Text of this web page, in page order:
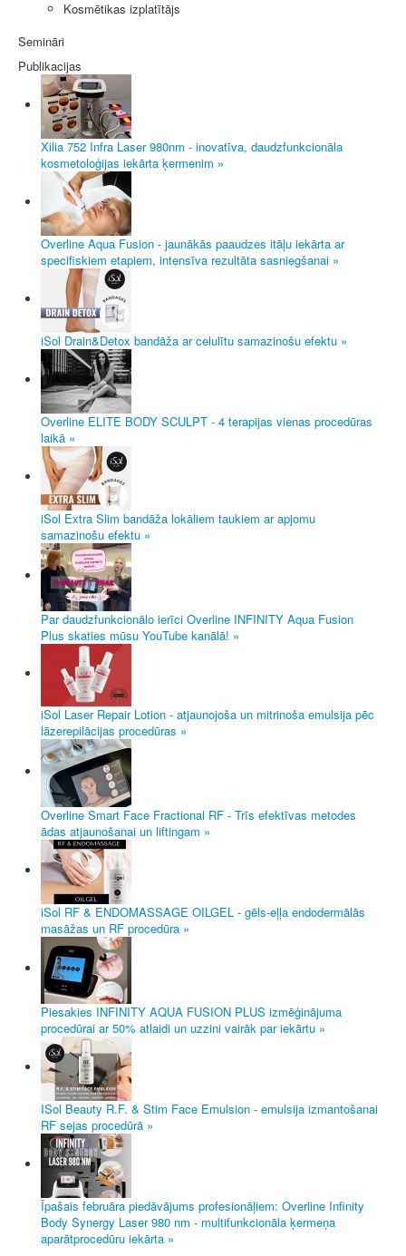
Kosmētikas izplatītājs
Semināri
Publikacijas
Xilia 752 Infra Laser 980nm - inovatīva, daudzfunkcionāla
kosmetoloģijas iekārta ķermenim »
Overline Aqua Fusion - jaunākās paaudzes itāļu iekārta ar
specifiskiem etapiem, intensīva rezultāta sasniegšanai »
iSol Drain&Detox bandāža ar celulītu samazinošu efektu »
Overline ELITE BODY SCULPT - 4 terapijas vienas procedūras
laikā »
iSol Extra Slim bandāža lokāliem taukiem ar apjomu
samazinošu efektu »
Par daudzfunkcionālo ierīci Overline INFINITY Aqua Fusion
Plus skaties mūsu YouTube kanālā! »
iSol Laser Repair Lotion - atjaunojoša un mitrinoša emulsija pēc
lāzerepilācijas procedūras »
Overline Smart Face Fractional RF - Trīs efektīvas metodes
ādas atjaunošanai un liftingam »
iSol RF & ENDOMASSAGE OILGEL - gēls-eļļa endodermālās
masāžas un RF procedūra »
Piesakies INFINITY AQUA FUSION PLUS izmēģinājuma
procedūrai ar 50% atlaidi un uzzini vairāk par iekārtu »
ISol Beauty R.F. & Stim Face Emulsion - emulsija izmantošanai
RF sejas procedūrā »
Īpašais februāra piedāvājums profesionāļiem: Overline Infinity
Body Synergy Laser 980 nm - multifunkcionāla ķermeņa
aparātprocedūru iekārta »